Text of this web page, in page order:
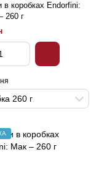
в коробках Endorfini:
260 г
260 г